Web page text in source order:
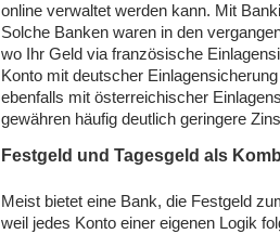
online verwaltet werden kann. Mit
Solche Banken waren in den
wo Ihr Geld via französische
Konto mit deutscher
ebenfalls mit österreichischer
gewähren häufig deutlich geringere
Festgeld und Tagesgeld als
Meist bietet eine Bank, die Festgeld
weil jedes Konto einer eigenen Logik